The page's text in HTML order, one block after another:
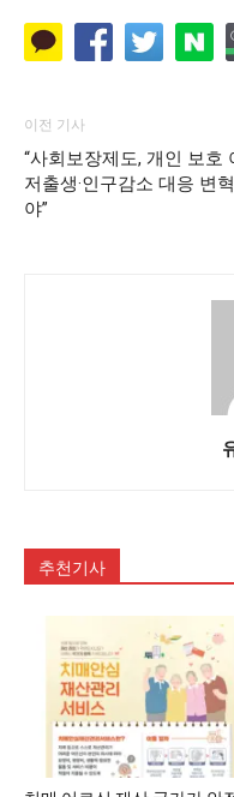
이전 기사
“사회보장제도, 개인 보호
저출생·인구감소 대응 변
야”
추천기사